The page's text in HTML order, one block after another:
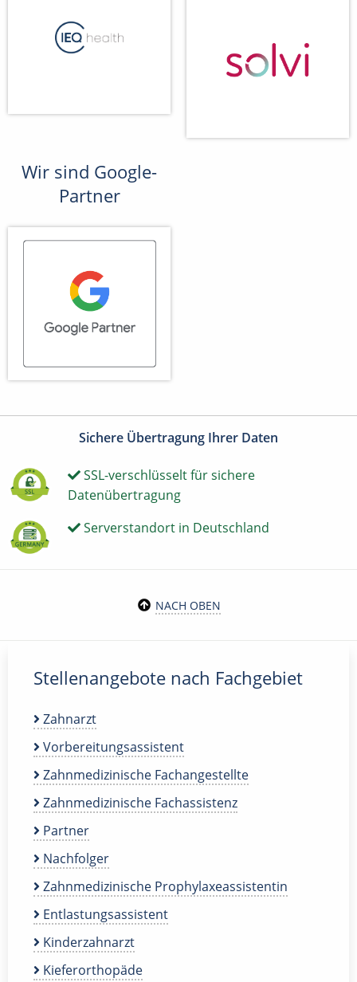
Wir sind Google-
Partner
Sichere Übertragung Ihrer Daten
SSL-verschlüsselt für sichere
Datenübertragung
Serverstandort in Deutschland
NACH OBEN
Stellenangebote nach Fachgebiet
Zahnarzt
Vorbereitungsassistent
Zahnmedizinische Fachangestellte
Zahnmedizinische Fachassistenz
Partner
Nachfolger
Zahnmedizinische Prophylaxeassistentin
Entlastungsassistent
Kinderzahnarzt
Kieferorthopäde